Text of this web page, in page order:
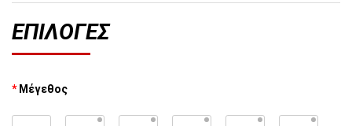
ΕΠΙΛΟΓΈΣ
Μέγεθος